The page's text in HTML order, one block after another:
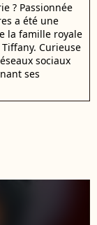
? Passionnée
a été une
la famille royale
Curieuse
sociaux
ses